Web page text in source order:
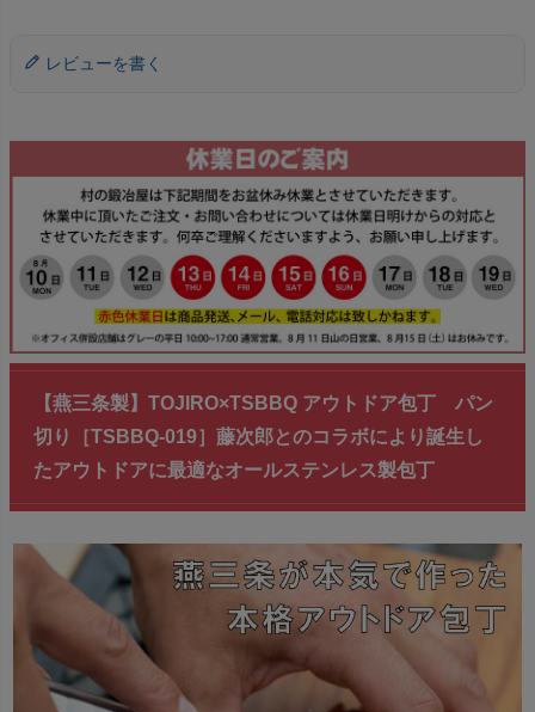
レビューを書く
【燕三条製】TOJIRO×TSBBQ アウトドア包丁 パン
切り［TSBBQ-019］藤次郎とのコラボにより誕生し
たアウトドアに最適なオールステンレス製包丁